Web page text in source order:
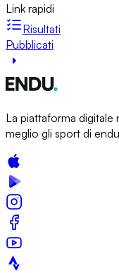
Link rapidi
Risultati
Pubblicati
La piattaforma digitale
meglio gli sport di